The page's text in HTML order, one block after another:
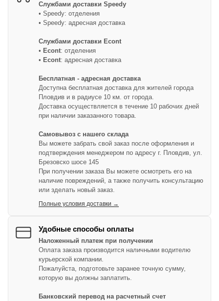
Службами доставки Speedy
• Speedy: отделения
• Speedy: адресная доставка
Службами доставки Econt
• Econt: отделения
• Econt: адресная доставка
Бесплатная - адресная доставка
Доступна бесплатная доставка для жителей города
Пловдив и в радиусе 10 км. от города.
Доставка осуществляется в течение 10 рабочих дней
при наличии заказанного товара.
Самовывоз с нашего склада
Вы можете забрать свой заказ после оформления и
подтверждения менеджером по адресу г. Пловдив, ул.
Брезовско шосе 145
При получении заказа Вы можете осмотреть его на
наличие повреждений, а также получить консультацию
или зделать новый заказ.
Полные условия доставки →
Удобные способы оплаты
Наложенный платеж при получении
Оплата заказа производится наличными водителю
курьерской компании.
Пожалуйста, подготовьте заранее точную сумму,
которую вы должны заплатить.
Банковский перевод на расчетный счет